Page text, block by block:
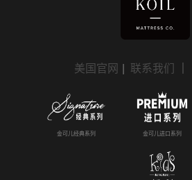
美国官网 | 联系我们 ｜
金可儿经典系列 金可儿进口系列